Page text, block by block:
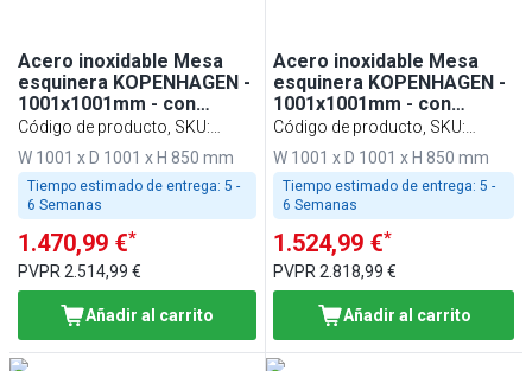
Acero inoxidable Mesa
esquinera KOPENHAGEN -
1001x1001mm - con
estante inferior
Código de producto, SKU:
BVI800-90I-N
W 1001 x D 1001 x H 850 mm
Tiempo estimado de entrega: 5 -
6 Semanas
1.470,99 €*
PVPR 2.514,99 €
Añadir al carrito
Acero inoxidable Mesa
esquinera KOPENHAGEN -
1001x1001mm - con
estante intermedio
Código de producto, SKU:
BVI800-90A-N
W 1001 x D 1001 x H 850 mm
Tiempo estimado de entrega: 5 -
6 Semanas
1.524,99 €*
PVPR2.818,99 €
Añadir al carrito